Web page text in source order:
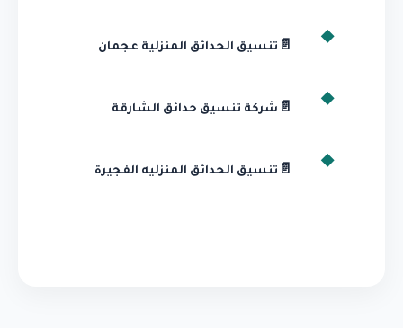
📄 تنسيق الحدائق المنزلية عجمان
📄 شركة تنسيق حدائق الشارقة
📄 تنسيق الحدائق المنزليه الفجيرة